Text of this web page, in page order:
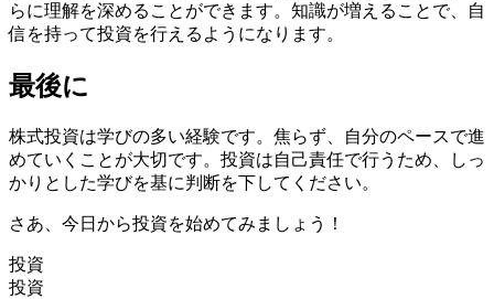
らに理解を深めることができます。知識が増えることで、自
信を持って投資を行えるようになります。
最後に
株式投資は学びの多い経験です。焦らず、自分のペースで進
めていくことが大切です。投資は自己責任で行うため、しっ
かりとした学びを基に判断を下してください。
さあ、今日から投資を始めてみましょう！
投資
投資